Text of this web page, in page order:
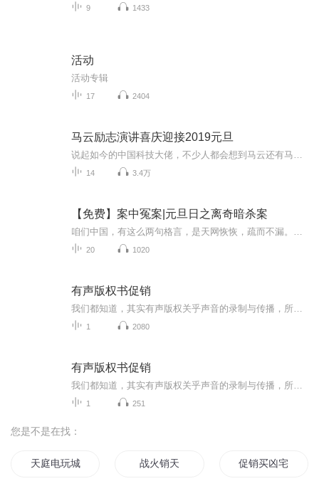
9 1433
活动
活动专辑
17 2404
马云励志演讲喜庆迎接2019元旦
14 3.4万
【免费】案中冤案|元旦日之离奇暗杀案
20 1020
有声版权书促销
1 2080
有声版权书促销
1 251
您是不是在找：
天庭电玩城 战火销天 促销买凶宅送老公